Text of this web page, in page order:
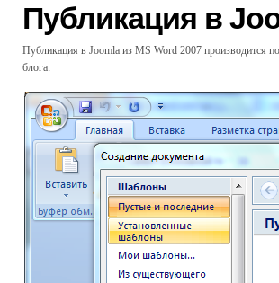
Публикация в
Публикация в Joomla из MS Word 2007 производится
блога: